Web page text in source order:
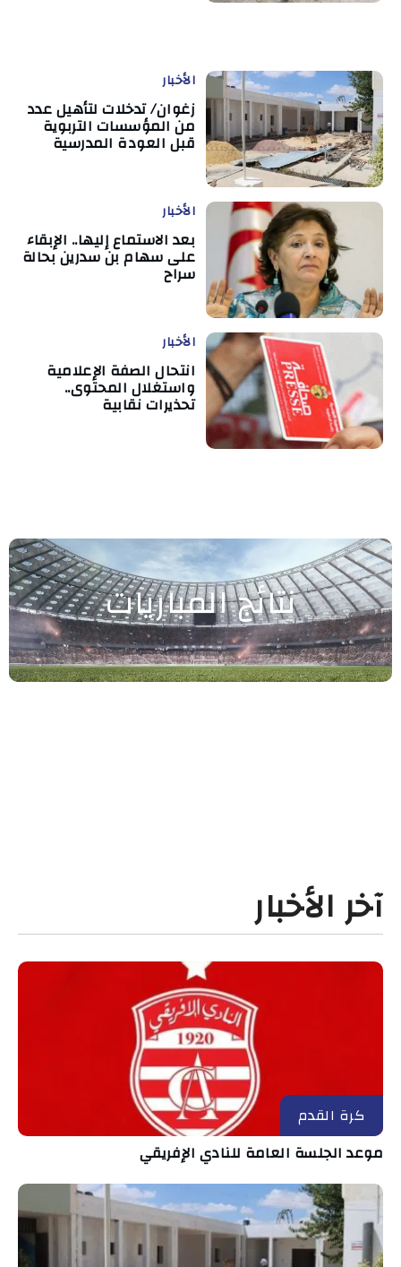
الأخبار
زغوان/ تدخلات لتأهيل عدد
من المؤسسات التربوية
قبل العودة المدرسية
الأخبار
بعد الاستماع إليها.. الإبقاء
على سهام بن سدرين بحالة
سراح
الأخبار
انتحال الصفة الإعلامية
واستغلال المحتوى..
تحذيرات نقابية
نتائج المباريات
آخر الأخبار
كرة القدم
موعد الجلسة العامة للنادي الإفريقي